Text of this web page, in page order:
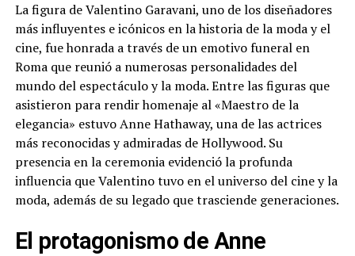
La figura de Valentino Garavani, uno de los diseñadores
más influyentes e icónicos en la historia de la moda y el
cine, fue honrada a través de un emotivo funeral en
Roma que reunió a numerosas personalidades del
mundo del espectáculo y la moda. Entre las figuras que
asistieron para rendir homenaje al «Maestro de la
elegancia» estuvo Anne Hathaway, una de las actrices
más reconocidas y admiradas de Hollywood. Su
presencia en la ceremonia evidenció la profunda
influencia que Valentino tuvo en el universo del cine y la
moda, además de su legado que trasciende generaciones.
El protagonismo de Anne